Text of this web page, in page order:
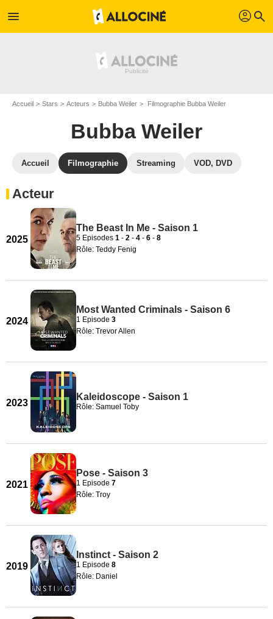
menu profil search
Accueil Stars Acteurs Bubba Weiler Filmographie Bubba Weiler
Bubba Weiler
Accueil Filmographie Streaming VOD, DVD
Acteur
2025
The Beast In Me - Saison 1
5 Episodes 1 - 2 - 4 - 6 - 8
Rôle: Teddy Fenig
2024
Most Wanted Criminals - Saison 6
1 Episode 3
Rôle: Trevor Allen
2023
Kaleidoscope - Saison 1
Rôle: Samuel Toby
2021
Pose - Saison 3
1 Episode 7
Rôle: Troy
2019
Instinct - Saison 2
1 Episode 8
Rôle: Daniel